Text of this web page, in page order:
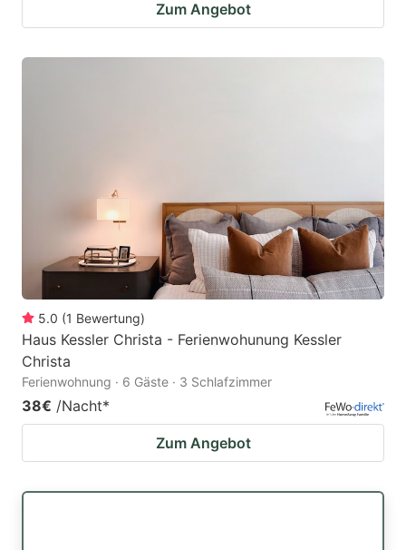
Zum Angebot
5.0 (1 Bewertung)
Haus Kessler Christa - Ferienwohunung Kessler
Christa
Ferienwohnung · 6 Gäste · 3 Schlafzimmer
38€ /Nacht*
Zum Angebot